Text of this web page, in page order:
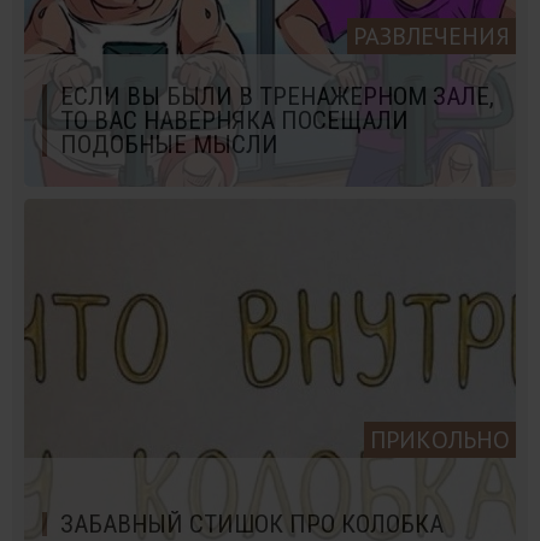
РАЗВЛЕЧЕНИЯ
ЕСЛИ ВЫ БЫЛИ В ТРЕНАЖЕРНОМ ЗАЛЕ,
ТО ВАС НАВЕРНЯКА ПОСЕЩАЛИ
ПОДОБНЫЕ МЫСЛИ
ПРИКОЛЬНО
ЗАБАВНЫЙ СТИШОК ПРО КОЛОБКА